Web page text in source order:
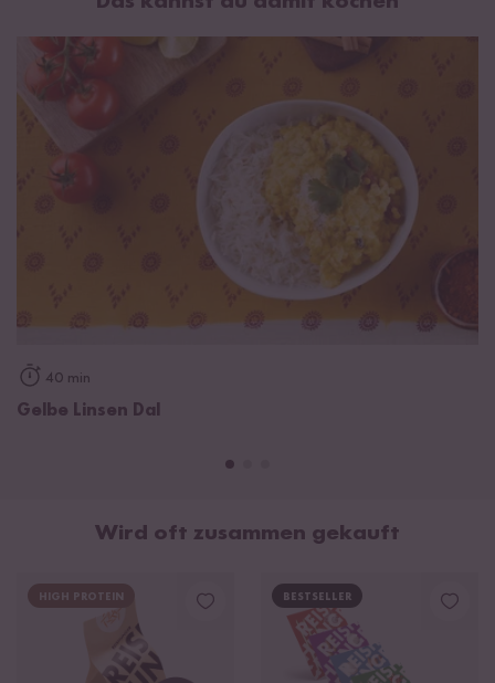
davon gesättigte Fettsäuren
Gelbe Linsen, Sonnenblumenöl (max. 1%)
Hülsenfrucht aus biologischem Anbau mit der Kontrollnummer
Proteinquelle:Mindestens 12 % des gesamten Brennwerts (=
Energiegehalt) wird durch Eiweiß gedeckt.
40 min
Gelbe Linsen Dal
Wird oft zusammen gekauft
HIGH PROTEIN BESTSELLER